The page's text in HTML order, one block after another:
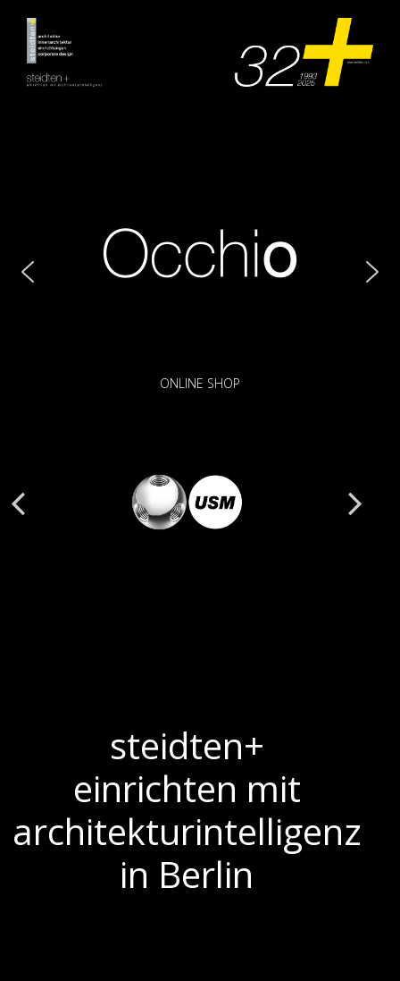
Inhalt
springen
ONLINE SHOP
steidten+
einrichten mit
architekturintelligenz
in Berlin